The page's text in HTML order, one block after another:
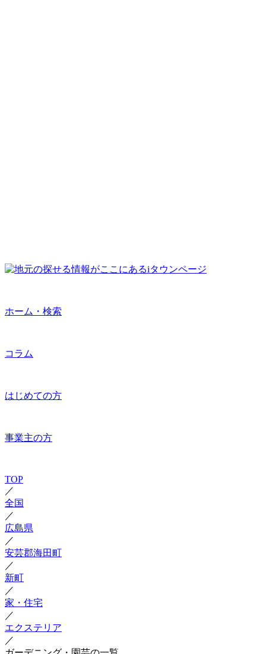
ホーム・検索
コラム
はじめての方
事業主の方
TOP
／
全国
／
広島県
／
安芸郡海田町
／
新町
／
家・住宅
／
エクステリア
／